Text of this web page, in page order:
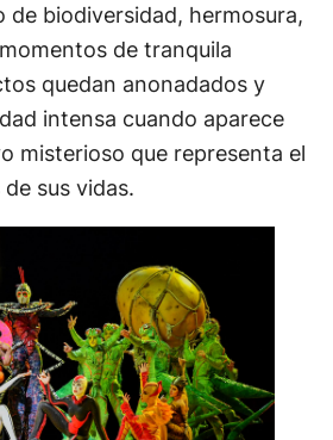
de biodiversidad, hermosura,
de tranquila
quedan anonadados y
intensa cuando aparece
misterioso que representa el
sus vidas.